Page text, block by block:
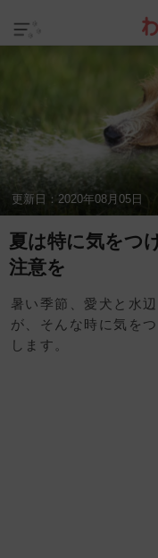
更新日： 2020年08月05日
夏は特に気をつ
注意を
暑い季節、愛犬と水
が、そんな時に気を
します。